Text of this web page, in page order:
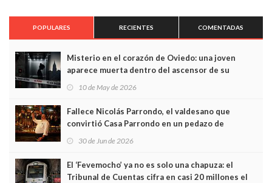
POPULARES RECIENTES COMENTADAS
Misterio en el corazón de Oviedo: una joven
aparece muerta dentro del ascensor de su
edificio y las cámaras captan sus últimos minutos
10 de May de 2026
Fallece Nicolás Parrondo, el valdesano que
convirtió Casa Parrondo en un pedazo de
Asturias en Madrid
30 de Jun de 2026
El ‘Fevemocho’ ya no es solo una chapuza: el
Tribunal de Cuentas cifra en casi 20 millones el